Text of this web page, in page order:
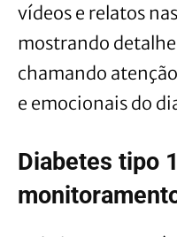
vídeos e relatos
mostrando
chamando
e emocionais do
Diabetes tipo